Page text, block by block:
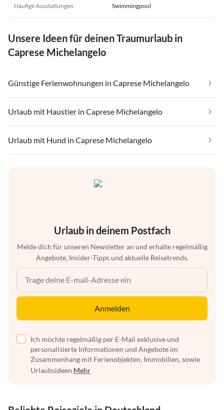
Häufige Ausstattungen Swimmingpool
Unsere Ideen für deinen Traumurlaub in
Caprese Michelangelo
Günstige Ferienwohnungen in Caprese Michelangelo
Urlaub mit Haustier in Caprese Michelangelo
Urlaub mit Hund in Caprese Michelangelo
Urlaub in deinem Postfach
Melde dich für unseren Newsletter an und erhalte regelmäßig
Angebote, Insider-Tipps und aktuelle Reisetrends.
Anmelden
Ich möchte regelmäßig per E-Mail exklusive und
personalisierte Informationen und Angebote im
Zusammenhang mit Ferienobjekten, Immobilien, sowie
Urlaubsideen Mehr